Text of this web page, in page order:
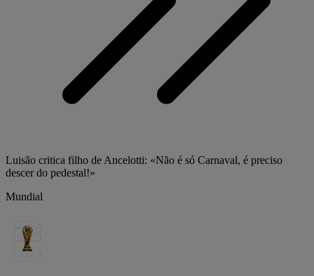
Luisão critica filho de Ancelotti: «Não é só Carnaval, é preciso
descer do pedestal!»
Mundial